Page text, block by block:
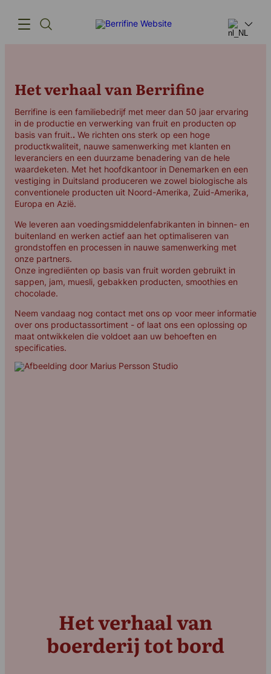
Producten
Innovatie
Toeleveringsketen
Ons verhaal
(+45) 57 67 50 05
info@berrifine.com
Neem contact met ons op
Het verhaal van Berrifine
Berrifine is een familiebedrijf met meer dan 50 jaar ervaring
in de productie en verwerking van fruit en producten op
basis van fruit.. We richten ons sterk op een hoge
productkwaliteit, nauwe samenwerking met klanten en
leveranciers en een duurzame benadering van de hele
waardeketen. Met het hoofdkantoor in Denemarken en een
vestiging in Duitsland produceren we zowel biologische als
conventionele producten uit Noord-Amerika, Zuid-Amerika,
Europa en Azië.
We leveren aan voedingsmiddelenfabrikanten in binnen- en
buitenland en werken actief aan het optimaliseren van
grondstoffen en processen in nauwe samenwerking met
onze partners.
Onze ingrediënten op basis van fruit worden gebruikt in
sappen, jam, muesli, gebakken producten, smoothies en
chocolade.
Neem vandaag nog contact met ons op voor meer informatie
over ons productassortiment - of laat ons een oplossing op
maat ontwikkelen die voldoet aan uw behoeften en
specificaties.
Het verhaal van
boerderij tot bord